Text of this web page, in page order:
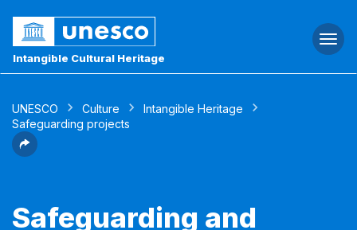
Intangible Cultural Heritage
UNESCO Culture
Intangible Heritage
Safeguarding projects
Safeguarding and